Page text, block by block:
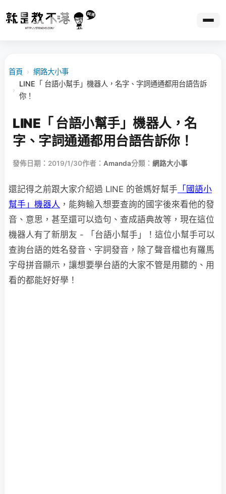
首頁 › 網路大小事
›
LINE「 台語小幫手」機器人，名字、字詞通通都用台語告訴
你！
LINE「 台語小幫手」機器人，名
字、字詞通通都用台語告訴你！
發佈日期：2019/1/30作者： Amanda分類： 網路大小事
還記得之前跟大家介紹過 LINE 的爸媽好幫手 「國語小
幫手」機器人 ，能夠輸入想要查詢的國字後來看他的發
音、意思，甚至還可以造句、查成語典故等，現在這位
機器人有了新朋友 - 「台語小幫手」！這位小幫手可以
查詢台語的姓名發音、字詞發音，除了聲音檔也有羅馬
字母拼音顯示，讓想要學台語的大家不管是用聽的、用
看的都能好好學！